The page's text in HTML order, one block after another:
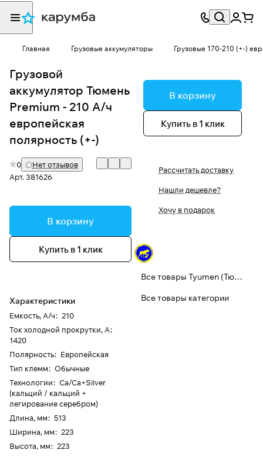
Главная Грузовые аккумуляторы Грузовые 170-210 (+-)
Грузовой
аккумулятор Тюмень
Premium - 210 А/ч
европейская
полярность (+-)
0
Нет отзывов
Арт.381626
В корзину
Купить в 1 клик
Характеристики
Емкость, А/ч: 210
Ток холодной прокрутки, А:
1420
Полярность: Европейская
Тип клемм: Обычные
Технологии: Ca/Ca+Silver
(кальций / кальций +
легирование серебром)
Длина, мм: 513
Ширина, мм: 223
Высота, мм: 223
В корзину
Купить в 1 клик
Рассчитать доставку
Нашли дешевле?
Хочу в подарок
Все товары Tyumen (Тюмень)
Все товары категории